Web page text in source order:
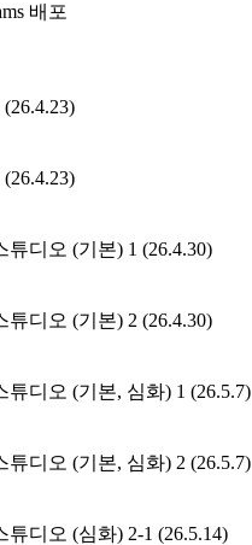
배포
디오 (기본) 1 (26.4.30)
디오 (기본) 2 (26.4.30)
디오 (기본, 심화) 1 (26.5.7)
디오 (기본, 심화) 2 (26.5.7)
디오 (심화) 2-1 (26.5.14)